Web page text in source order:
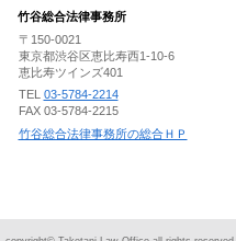
竹谷総合法律事務所
〒150-0021
東京都渋谷区恵比寿西1-10-6
恵比寿ツインズ401
TEL 03-5784-2214
FAX 03-5784-2215
竹谷総合法律事務所の総合ＨＰ